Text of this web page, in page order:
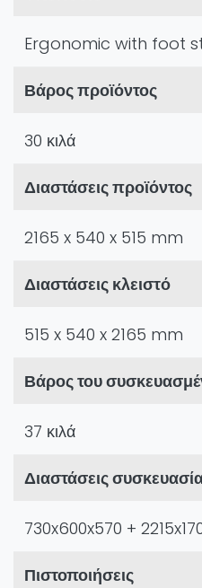
Ergonomic with foot
Βάρος προϊόντος
30 κιλά
Διαστάσεις προϊόντος
2165 x 540 x 515 mm
Διαστάσεις κλειστό
515 x 540 x 2165 mm
Βάρος του
37 κιλά
Διαστάσεις
730x600x570 +
Πιστοποιήσεις